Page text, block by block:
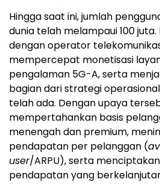
Hingga saat ini, jumlah
dunia telah melampaui 100
dengan operator
mempercepat monetisasi
pengalaman 5G-A, serta
bagian dari strategi
telah ada. Dengan upaya
mempertahankan basis
menengah dan premium,
pendapatan per pelanggan (
user/ARPU), serta
pendapatan yang